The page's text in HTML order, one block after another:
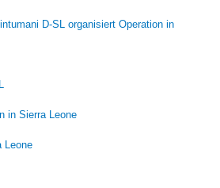
D-SL organisiert Operation in
in Sierra Leone
Leone